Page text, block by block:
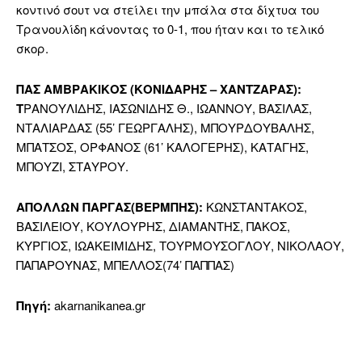
κοντινό σουτ να στείλει την μπάλα στα δίχτυα του
Τρανουλίδη κάνοντας το 0-1, που ήταν και το τελικό
σκορ.
ΠΑΣ ΑΜΒΡΑΚΙΚΟΣ (ΚΟΝΙΔΑΡΗΣ – ΧΑΝΤΖΑΡΑΣ):
ΤΡΑΝΟΥΛΙΔΗΣ, ΙΑΣΩΝΙΔΗΣ Θ., ΙΩΑΝΝΟΥ, ΒΑΣΙΛΑΣ,
ΝΤΑΛΙΑΡΔΑΣ (55’ ΓΕΩΡΓΑΛΗΣ), ΜΠΟΥΡΔΟΥΒΑΛΗΣ,
ΜΠΑΤΣΟΣ, ΟΡΦΑΝΟΣ (61’ ΚΑΛΟΓΕΡΗΣ), ΚΑΤΑΓΗΣ,
ΜΠΟΥΖΙ, ΣΤΑΥΡΟΥ.
ΑΠΟΛΛΩΝ ΠΑΡΓΑΣ(ΒΕΡΜΠΗΣ): ΚΩΝΣΤΑΝΤΑΚΟΣ,
ΒΑΣΙΛΕΙΟΥ, ΚΟΥΛΟΥΡΗΣ, ΔΙΑΜΑΝΤΗΣ, ΠΑΚΟΣ,
ΚΥΡΓΙΟΣ, ΙΩΑΚΕΙΜΙΔΗΣ, ΤΟΥΡΜΟΥΣΟΓΛΟΥ, ΝΙΚΟΛΑΟΥ,
ΠΑΠΑΡΟΥΝΑΣ, ΜΠΕΛΛΟΣ(74’ ΠΑΠΠΑΣ)
Πηγή: akarnanikanea.gr